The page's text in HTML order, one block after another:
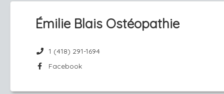
Émilie Blais Ostéopathie
1 (418) 291-1694
Facebook